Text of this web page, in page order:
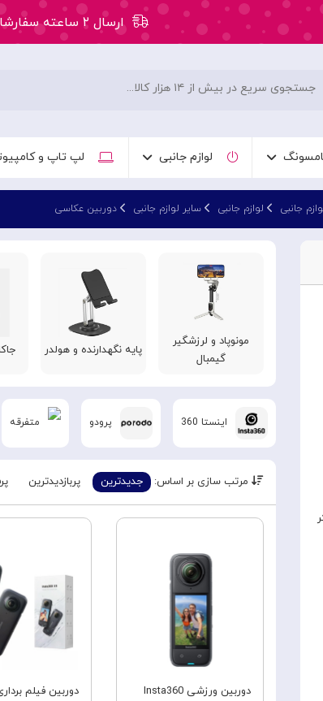
ارسال ۲ ساعته سفارشات تهران
لوازم جانبی لپ تاپ و
جانبی لوازم جانبی سایر لوازم جانبی دوربین عکاسی
مونوپاد و لرزشگیر
گیمبال
پایه نگهدارنده و هولدر
اینستا 360 پرودو متفرقه
مرتب سازی بر اساس: جدیدترین پربازدیدترین
دوربین ورزشی Insta360
دوربین فیلم